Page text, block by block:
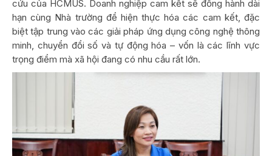
cứu của HCMUS. Doanh nghiệp cam kết sẽ đồng hành dài
hạn cùng Nhà trường để hiện thực hóa các cam kết, đặc
biệt tập trung vào các giải pháp ứng dụng công nghệ thông
minh, chuyển đổi số và tự động hóa – vốn là các lĩnh vực
trọng điểm mà xã hội đang có nhu cầu rất lớn.